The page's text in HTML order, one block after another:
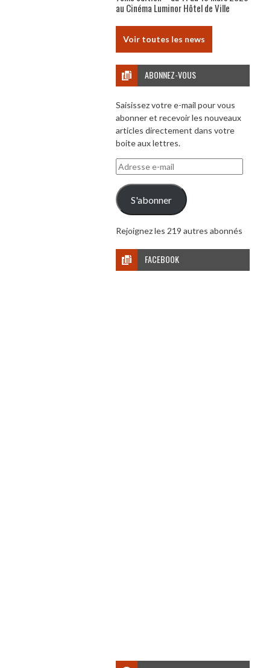
au Cinéma Luminor Hôtel de Ville
Voir toutes les news
ABONNEZ-VOUS
Saisissez votre e-mail pour vous
abonner et recevoir les nouveaux
articles directement dans votre
boite aux lettres.
Adresse
e-
mail
S'abonner
Rejoignez les 219 autres abonnés
FACEBOOK